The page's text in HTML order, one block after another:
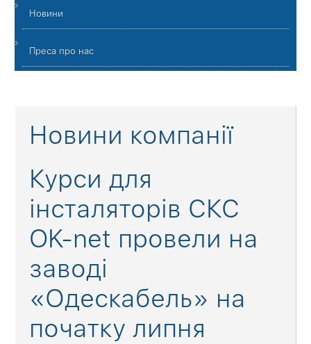
Новини
Преса про нас
Новини компанії
Курси для
інсталяторів СКС
OK-net провели на
заводі
«Одескабель» на
початку липня